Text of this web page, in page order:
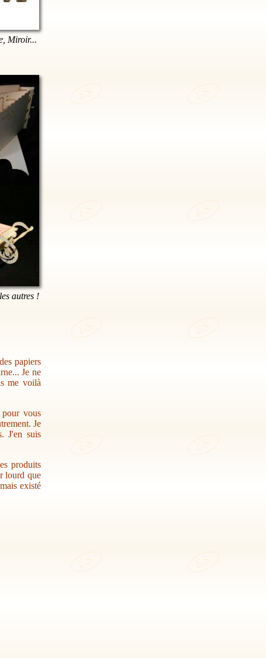
Miroir...
autres !
papiers
Je ne
me voilà
pour vous
Je
J'en suis
produits
lourd que
existé